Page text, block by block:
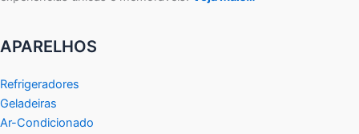
APARELHOS
Refrigeradores
Geladeiras
Ar-Condicionado